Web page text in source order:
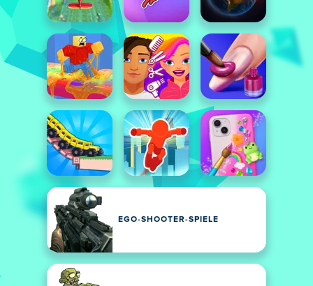
EGO-SHOOTER-SPIELE